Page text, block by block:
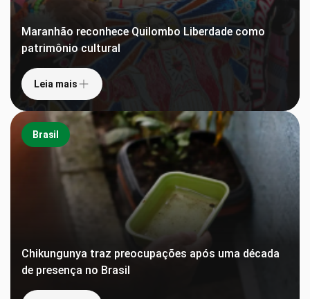
Maranhão reconhece Quilombo Liberdade como
patrimônio cultural
Leia mais
Brasil
Chikungunya traz preocupações após uma década
de presença no Brasil